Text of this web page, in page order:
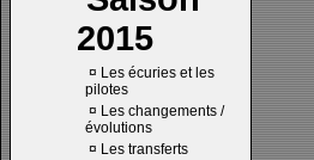
2015
¤ Les écuries et les
pilotes
¤ Les changements /
évolutions
¤ Les transferts